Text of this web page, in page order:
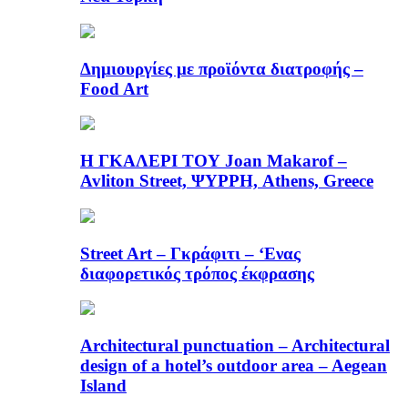
Δημιουργίες με προϊόντα διατροφής –
Food Art
Η ΓΚΑΛΕΡΙ ΤΟΥ Joan Makarof –
Avliton Street, ΨΥΡΡΗ, Athens, Greece
Street Art – Γκράφιτι – ‘Ενας
διαφορετικός τρόπος έκφρασης
Architectural punctuation – Architectural
design of a hotel’s outdoor area – Aegean
Island